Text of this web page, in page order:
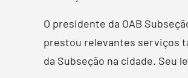
O presidente da OAB
prestou relevantes serviços
da Subseção na cidade. Seu